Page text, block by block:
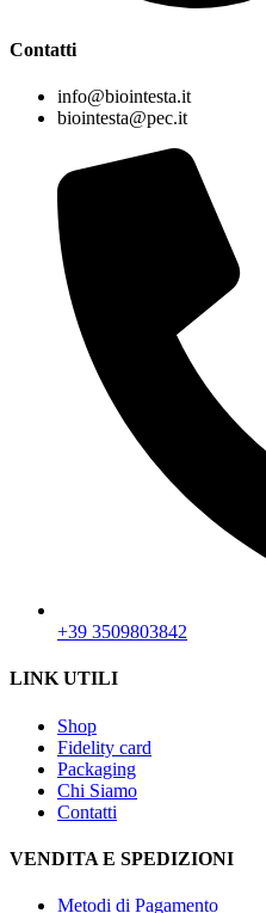
Contatti
info@biointesta.it
biointesta@pec.it
+39 3509803842
LINK UTILI
Shop
Fidelity card
Packaging
Chi Siamo
Contatti
VENDITA E SPEDIZIONI
Metodi di Pagamento